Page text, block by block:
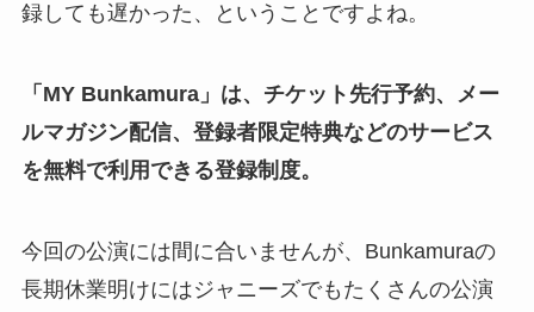
録しても遅かった、ということですよね。
「MY Bunkamura」は、チケット先行予約、メー
ルマガジン配信、登録者限定特典などのサービス
を無料で利用できる登録制度。
今回の公演には間に合いませんが、Bunkamuraの
長期休業明けにはジャニーズでもたくさんの公演